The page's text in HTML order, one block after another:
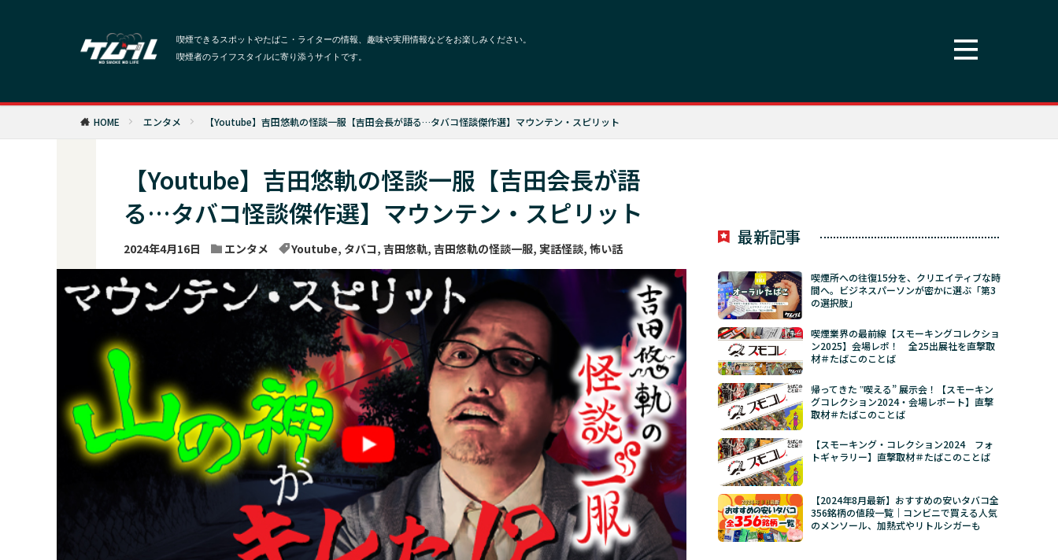
HOME エンタメ 【Youtube】吉田悠軌の怪談一服【吉田会長が語る…タバコ怪談傑作選】マウンテン・スピリット
【Youtube】吉田悠軌の怪談一服【吉田会長が語
る…タバコ怪談傑作選】マウンテン・スピリット
2024年4月16日 エンタメ Youtube, タバコ, 吉田悠軌, 吉田悠軌の怪談一服, 実話怪談, 怖い話
最新記事
喫煙所への往復15分を、クリエイティブな時
間へ。ビジネスパーソンが密かに選ぶ「第3
の選択肢」
喫煙業界の最前線【スモーキングコレクショ
ン2025】会場レポ！ 全25出展社を直撃取
材＃たばこのことば
帰ってきた ‟喫える” 展示会！【スモーキン
グコレクション2024・会場レポート】直撃
取材＃たばこのことば
【スモーキング・コレクション2024 フォ
トギャラリー】直撃取材＃たばこのことば
【2024年8月最新】おすすめの安いタバコ全
356銘柄の値段一覧｜コンビニで買える人気
のメンソール、加熱式やリトルシガーも